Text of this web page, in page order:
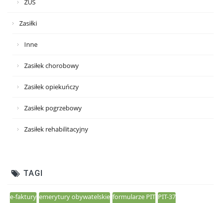
ZUS
Zasiłki
Inne
Zasiłek chorobowy
Zasiłek opiekuńczy
Zasiłek pogrzebowy
Zasiłek rehabilitacyjny
TAGI
e-faktury emerytury obywatelskie formularze PIT PIT-37